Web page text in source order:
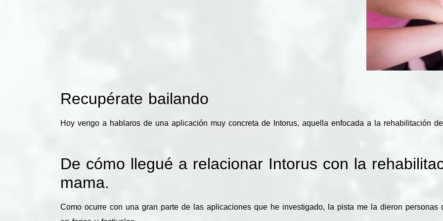
Recupérate bailando
Hoy vengo a hablaros de una aplicación muy concreta de Intorus, aquella enfocada a la rehabilitación
De cómo llegué a relacionar Intorus con la
mama.
Como ocurre con una gran parte de las aplicaciones que he investigado, la pista me la dieron